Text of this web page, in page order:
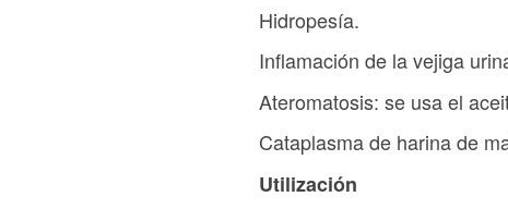
Hidropesía.
Inflamación de la vejiga
Ateromatosis: se usa el
Cataplasma de harina de
Utilización